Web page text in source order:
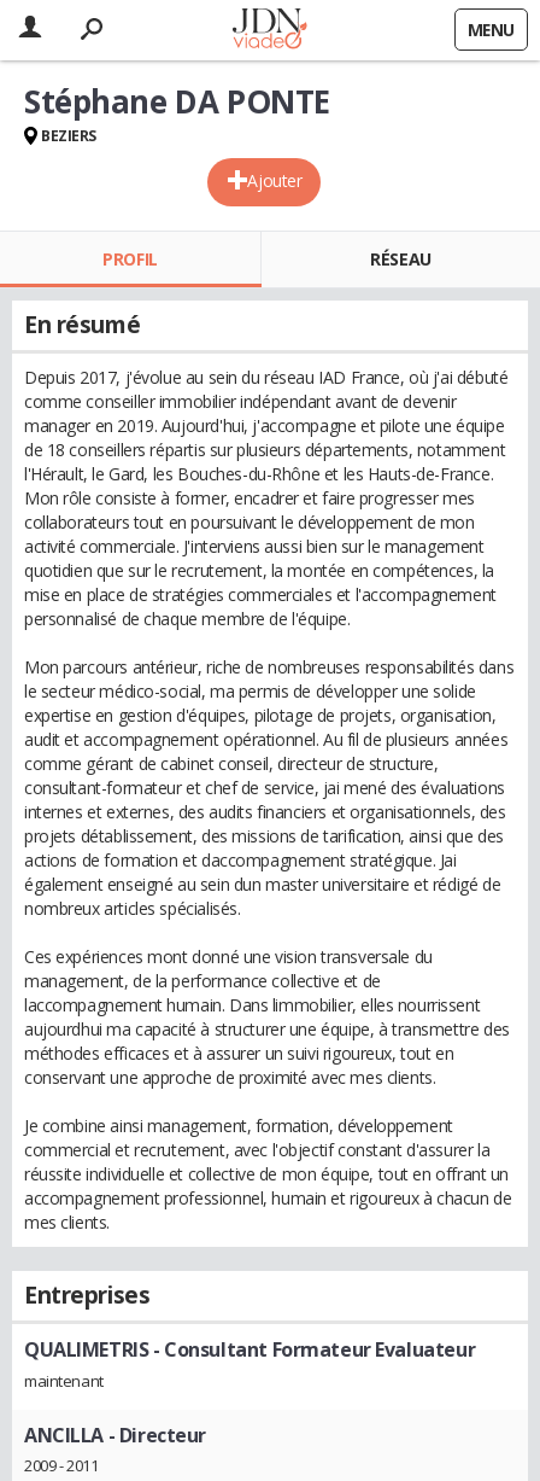
MENU
Ajouter
Stéphane DA PONTE
BEZIERS
PROFIL RÉSEAU
En résumé
Depuis 2017, j'évolue au sein du réseau IAD France, où j'ai débuté
comme conseiller immobilier indépendant avant de devenir
manager en 2019. Aujourd'hui, j'accompagne et pilote une équipe
de 18 conseillers répartis sur plusieurs départements, notamment
l'Hérault, le Gard, les Bouches-du-Rhône et les Hauts-de-France.
Mon rôle consiste à former, encadrer et faire progresser mes
collaborateurs tout en poursuivant le développement de mon
activité commerciale. J'interviens aussi bien sur le management
quotidien que sur le recrutement, la montée en compétences, la
mise en place de stratégies commerciales et l'accompagnement
personnalisé de chaque membre de l'équipe.
Mon parcours antérieur, riche de nombreuses responsabilités dans
le secteur médico-social, ma permis de développer une solide
expertise en gestion d'équipes, pilotage de projets, organisation,
audit et accompagnement opérationnel. Au fil de plusieurs années
comme gérant de cabinet conseil, directeur de structure,
consultant-formateur et chef de service, jai mené des évaluations
internes et externes, des audits financiers et organisationnels, des
projets détablissement, des missions de tarification, ainsi que des
actions de formation et daccompagnement stratégique. Jai
également enseigné au sein dun master universitaire et rédigé de
nombreux articles spécialisés.
Ces expériences mont donné une vision transversale du
management, de la performance collective et de
laccompagnement humain. Dans limmobilier, elles nourrissent
aujourdhui ma capacité à structurer une équipe, à transmettre des
méthodes efficaces et à assurer un suivi rigoureux, tout en
conservant une approche de proximité avec mes clients.
Je combine ainsi management, formation, développement
commercial et recrutement, avec l'objectif constant d'assurer la
réussite individuelle et collective de mon équipe, tout en offrant un
accompagnement professionnel, humain et rigoureux à chacun de
mes clients.
Entreprises
QUALIMETRIS- Consultant Formateur Evaluateur
maintenant
ANCILLA - Directeur
2009 - 2011